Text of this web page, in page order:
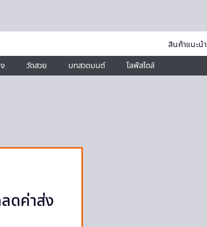
สินค้าแนะนำ
วัดสวย บทสวดมนต์ ไลฟ์สไตล์
ดค่าส่ง